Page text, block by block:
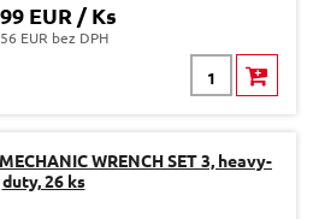
EUR / Ks
EUR bez DPH
WRENCH SET 3, heavy-
duty, 26 ks